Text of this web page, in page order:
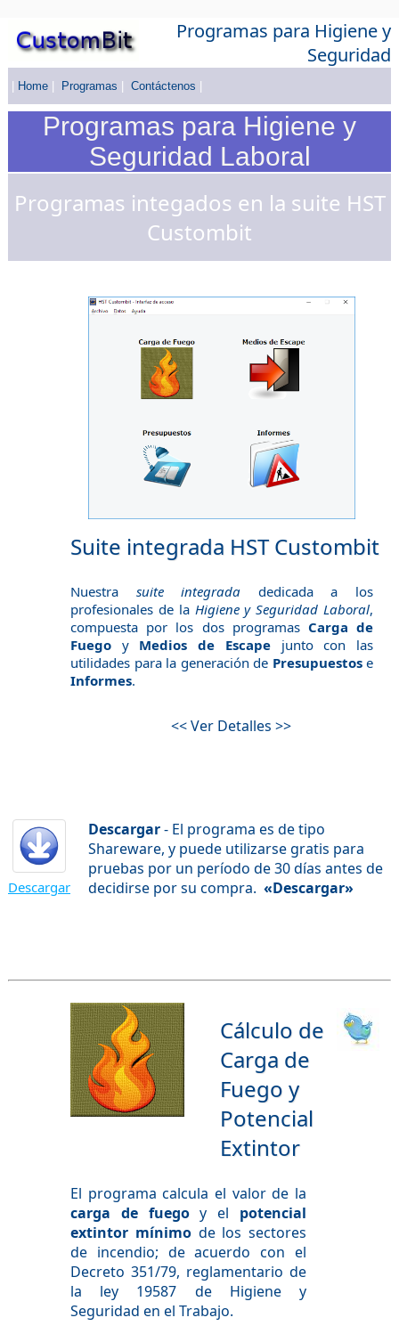
Programas para Higiene y
Seguridad
Home Programas Contáctenos
Programas para Higiene y
Seguridad Laboral
Programas integados en la suite HST
Custombit
Suite integrada HST Custombit
Nuestra suite integrada dedicada a los
profesionales de la Higiene y Seguridad Laboral,
compuesta por los dos programas Carga de
Fuego y Medios de Escapejunto con las
utilidades para la generación de Presupuestose
Informes.
<< Ver Detalles >>
Descargar
Descargar- El programa es de tipo
Shareware, y puede utilizarse gratis para
pruebas por un período de 30 días antes de
decidirse por su compra. «Descargar»
Cálculo de
Carga de
Fuego y
Potencial
Extintor
El programa calcula el valor de la
carga de fuegoy el potencial
extintor mínimode los sectores
de incendio; de acuerdo con el
Decreto 351/79, reglamentario de
la ley 19587 de Higiene y
Seguridad en el Trabajo.